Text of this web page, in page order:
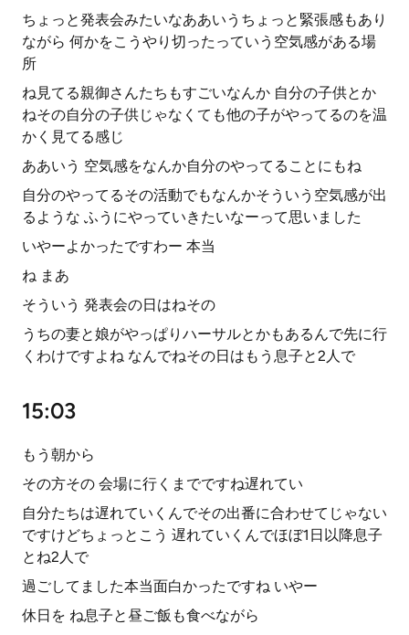
ちょっと発表会みたいなああいうちょっと緊張感もあり
ながら 何かをこうやり切ったっていう空気感がある場
所
ね見てる親御さんたちもすごいなんか 自分の子供とか
ねその自分の子供じゃなくても他の子がやってるのを温
かく見てる感じ
ああいう 空気感をなんか自分のやってることにもね
自分のやってるその活動でもなんかそういう空気感が出
るような ふうにやっていきたいなーって思いました
いやーよかったですわー 本当
ね まあ
そういう 発表会の日はねその
うちの妻と娘がやっぱりハーサルとかもあるんで先に行
くわけですよね なんでねその日はもう息子と2人で
15:03
もう朝から
その方その 会場に行くまでですね遅れてい
自分たちは遅れていくんでその出番に合わせてじゃない
ですけどちょっとこう 遅れていくんでほぼ1日以降息子
とね2人で
過ごしてました本当面白かったですね いやー
休日を ね息子と昼ご飯も食べながら